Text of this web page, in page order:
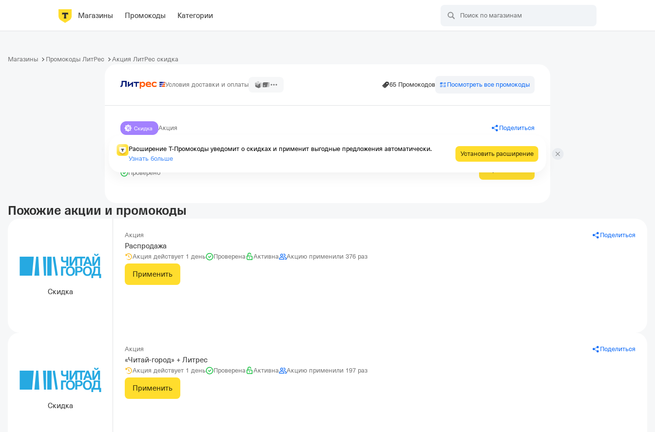
Магазины Промокоды Категории
Магазины Промокоды ЛитРес Акция ЛитРес скидка
Условия доставки и оплаты 65 Промокодов Посмотреть все промокоды
Акция Поделиться
Подборка Никогда не поздно!
Истекает через 145 дней
Проверено
Похожие акции и промокоды
Скидка
Акция Поделиться
Распродажа
Акция действует 1 день Проверена Активна Акцию применили 376 раз
Применить
Скидка
Акция Поделиться
«Читай-город» + Литрес
Акция действует 1 день Проверена Активна Акцию применили 197 раз
Применить
Расширение Т-Промокоды уведомит о скидках и применит выгодные предложения автоматически.
Узнать больше
Установить расширение